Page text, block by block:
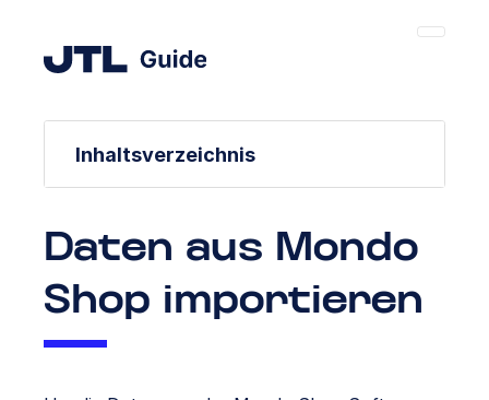
Inhaltsverzeichnis
Daten aus Mondo
Shop importieren